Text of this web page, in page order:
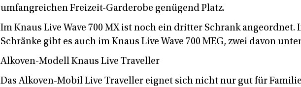
umfangreichen Freizeit-Garderobe genügend Platz.
Im Knaus Live Wave 700 MX ist noch ein dritter Schrank angeordnet.
Schränke gibt es auch im Knaus Live Wave 700 MEG, zwei davon
Alkoven-Modell Knaus Live Traveller
Das Alkoven-Mobil Live Traveller eignet sich nicht nur gut für